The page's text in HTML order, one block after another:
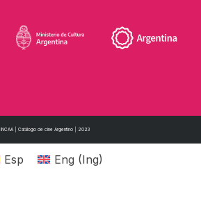
INCAA | Catálogo de cine Argentino | 2023
Esp Eng (Ing)